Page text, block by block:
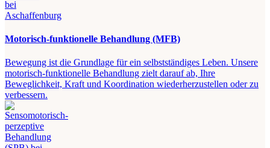
Motorisch-funktionelle Behandlung (MFB)
Bewegung ist die Grundlage für ein selbstständiges Leben. Unsere
motorisch-funktionelle Behandlung zielt darauf ab, Ihre
Beweglichkeit, Kraft und Koordination wiederherzustellen oder zu
verbessern.